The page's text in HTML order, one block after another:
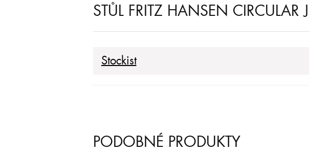
STŮL FRITZ HANSEN
Stockist
PODOBNÉ PRODUKTY